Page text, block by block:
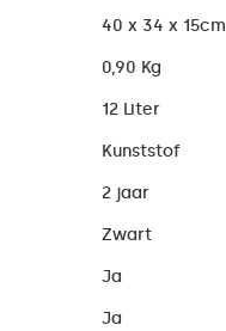
40 x 34 x 15cm
0,90 Kg
12 Liter
Kunststof
2 jaar
Zwart
Ja
Ja